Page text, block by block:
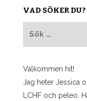
VAD SÖKER DU?
Välkommen hit!
Jag heter Jessica
LCHF och peleo.